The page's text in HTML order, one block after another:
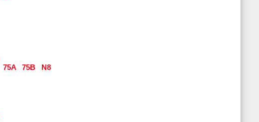
75A 75B
N8